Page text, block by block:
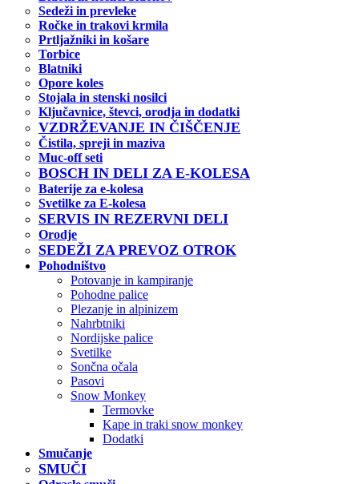
Sedeži in prevleke
Ročke in trakovi krmila
Prtljažniki in košare
Torbice
Blatniki
Opore koles
Stojala in stenski nosilci
Ključavnice, števci, orodja in dodatki
VZDRŽEVANJE IN ČIŠČENJE
Čistila, spreji in maziva
Muc-off seti
BOSCH IN DELI ZA E-KOLESA
Baterije za e-kolesa
Svetilke za E-kolesa
SERVIS IN REZERVNI DELI
Orodje
SEDEŽI ZA PREVOZ OTROK
Pohodništvo
Potovanje in kampiranje
Pohodne palice
Plezanje in alpinizem
Nahrbtniki
Nordijske palice
Svetilke
Sončna očala
Pasovi
Snow Monkey
Termovke
Kape in traki snow monkey
Dodatki
Smučanje
SMUČI